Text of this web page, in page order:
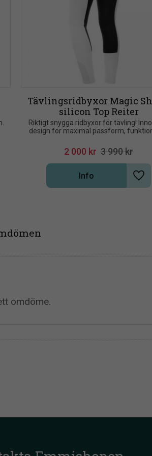
önskelista
Tävlingsridbyxor Magic
silicon Top Reiter
Riktigt snygga ridbyxor för tävling!
design för maximal passform, funktion
softshell från Schoell
2 000 kr 3 990kr
Info